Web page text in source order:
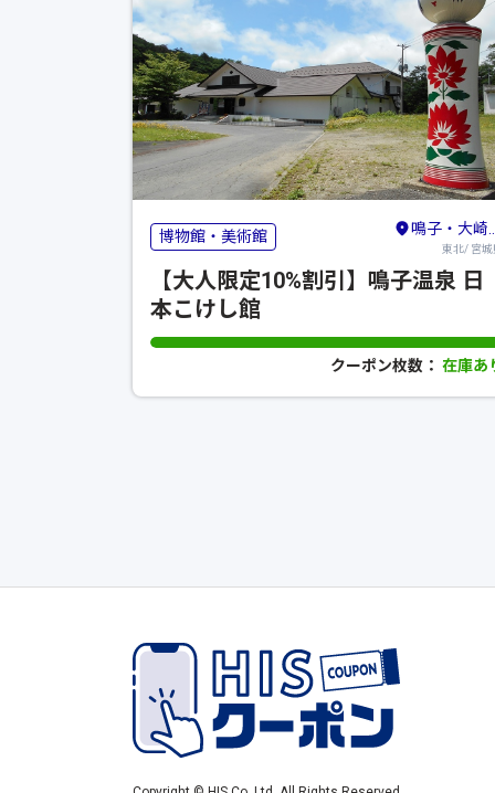
博物館・美術館 鳴子・大崎・古川・栗原
東北/ 宮城
【大人限定10%割引】鳴子温泉 日
本こけし館
クーポン枚数： 在庫あ